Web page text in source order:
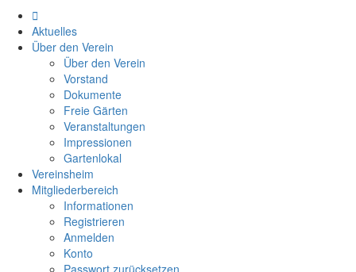
Aktuelles
Über den Verein
Über den Verein
Vorstand
Dokumente
Freie Gärten
Veranstaltungen
Impressionen
Gartenlokal
Vereinsheim
Mitgliederbereich
Informationen
Registrieren
Anmelden
Konto
Passwort zurücksetzen